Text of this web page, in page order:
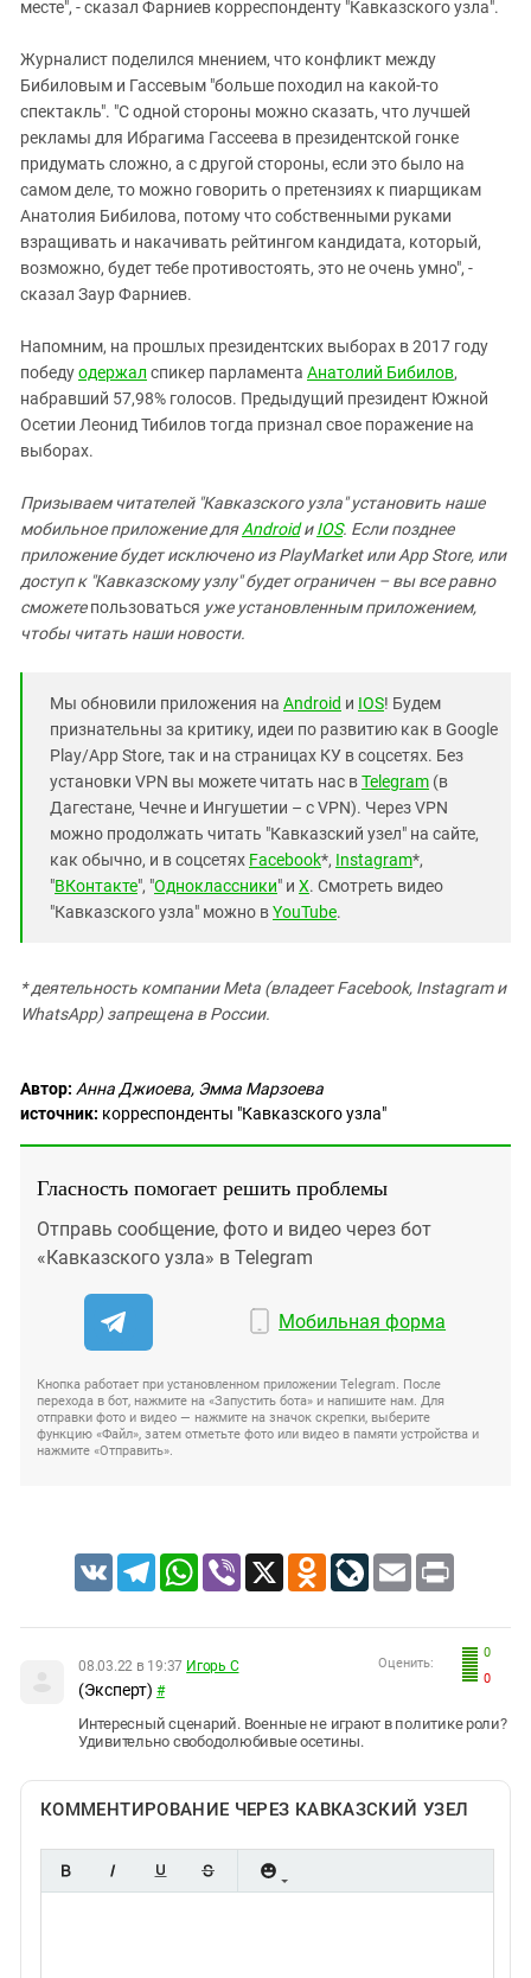
месте", - сказал Фарниев корреспонденту "Кавказского узла".
Журналист поделился мнением, что конфликт между
Бибиловым и Гассевым "больше походил на какой-то
спектакль". "С одной стороны можно сказать, что лучшей
рекламы для Ибрагима Гассеева в президентской гонке
придумать сложно, а с другой стороны, если это было на
самом деле, то можно говорить о претензиях к пиарщикам
Анатолия Бибилова, потому что собственными руками
взращивать и накачивать рейтингом кандидата, который,
возможно, будет тебе противостоять, это не очень умно", -
сказал Заур Фарниев.
Напомним, на прошлых президентских выборах в 2017 году
победуодержал спикер парламента Анатолий Бибилов,
набравший 57,98% голосов. Предыдущий президент Южной
Осетии Леонид Тибилов тогда признал свое поражение на
выборах.
Призываем читателей "Кавказского узла" установить наше
мобильное приложение дляAndroidиIOS. Если позднее
приложение будет исключено из PlayMarket или App Store, или
доступ к "Кавказскому узлу" будет ограничен – вы все равно
сможетепользоваться уже установленным приложением,
чтобы читать наши новости.
Мы обновили приложения на Android и IOS! Будем
признательны за критику, идеи по развитию как в Google
Play/App Store, так и на страницах КУ в соцсетях. Без
установки VPN вы можете читать нас вTelegram (в
Дагестане, Чечне и Ингушетии – с VPN). Через VPN
можно продолжать читать "Кавказский узел" на сайте,
как обычно, и в соцсетях Facebook*, Instagram*,
"ВКонтакте", "Одноклассники" и X. Смотреть видео
"Кавказского узла" можно вYouTube.
* деятельность компании Meta (владеет Facebook, Instagram и
WhatsApp) запрещена в России.
Автор: Анна Джиоева, Эмма Марзоева
источник: корреспонденты "Кавказского узла"
Гласность помогает решить проблемы
Отправь сообщение, фото и видео через бот
«Кавказского узла» в Telegram
Мобильная форма
Кнопка работает при установленном приложении Telegram. После
перехода в бот, нажмите на «Запустить бота» и напишите нам. Для
отправки фото и видео — нажмите на значок скрепки, выберите
функцию «Файл», затем отметьте фото или видео в памяти устройства и
нажмите «Отправить».
VK TelegramWhatsApp
Viber X Odnoklassniki
LiveJournal
Email Print
0
0
Оценить:
08.03.22 в 19:37 Игорь С
(Эксперт) #
Интересный сценарий. Военные не играют в политике роли?
Удивительно свободолюбивые осетины.
КОММЕНТИРОВАНИЕ ЧЕРЕЗ КАВКАЗСКИЙ УЗЕЛ